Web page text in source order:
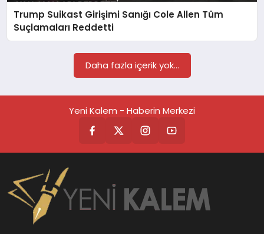
SAĞLIK
Trump Suikast Girişimi Sanığı Cole Allen Tüm
Suçlamaları Reddetti
Daha fazla içerik yok...
Yeni Kalem - Haberin Merkezi